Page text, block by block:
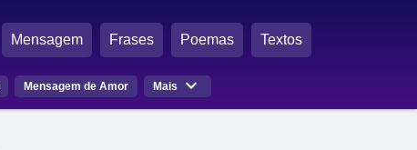
Mensagem Frases Poemas Textos
Mensagem de Amor Mais 